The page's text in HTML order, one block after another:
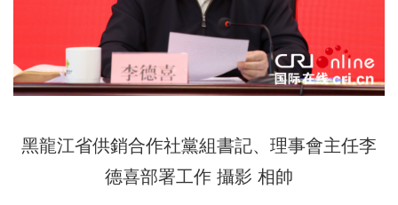
黑龍江省供銷合作社黨組書記、理事會主任李
德喜部署工作 攝影 相帥